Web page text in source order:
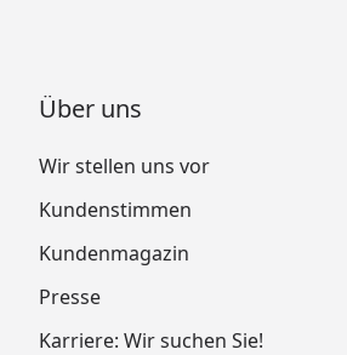
Über uns
Wir stellen uns vor
Kundenstimmen
Kundenmagazin
Presse
Karriere: Wir suchen Sie!